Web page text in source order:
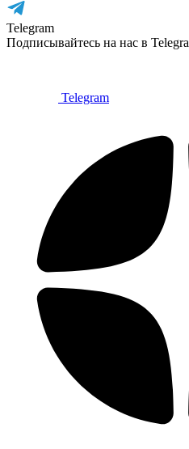
Telegram
Подписывайтесь на нас в
Telegram